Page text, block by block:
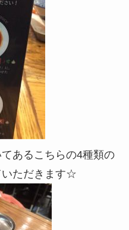
あるこちらの4種類の
いただきます☆